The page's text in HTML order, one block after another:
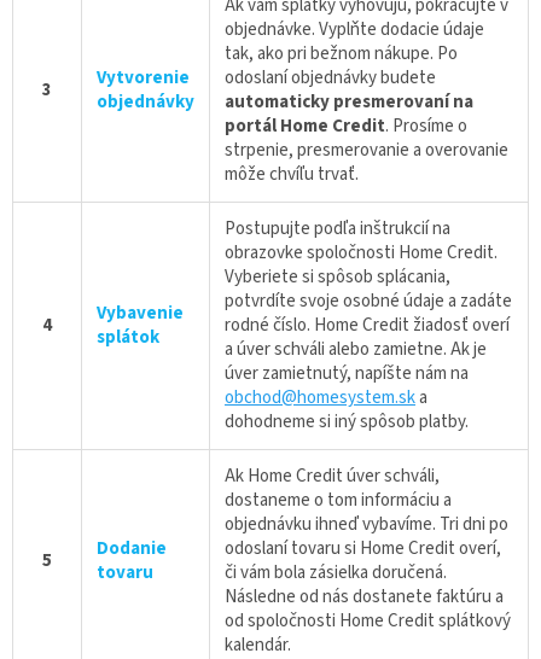
3
Vytvorenie
objednávky
Ak vám splátky vyhovujú, pokračujte v
objednávke. Vyplňte dodacie údaje
tak, ako pri bežnom nákupe. Po
odoslaní objednávky budete
automaticky presmerovaní na
portál Home Credit. Prosíme o
strpenie, presmerovanie a overovanie
môže chvíľu trvať.
4
Vybavenie
splátok
Postupujte podľa inštrukcií na
obrazovke spoločnosti Home Credit.
Vyberiete si spôsob splácania,
potvrdíte svoje osobné údaje a zadáte
rodné číslo. Home Credit žiadosť overí
a úver schváli alebo zamietne. Ak je
úver zamietnutý, napíšte nám na
obchod@homesystem.ska
dohodneme si iný spôsob platby.
5
Dodanie
tovaru
Ak Home Credit úver schváli,
dostaneme o tom informáciu a
objednávku ihneď vybavíme. Tri dni po
odoslaní tovaru si Home Credit overí,
či vám bola zásielka doručená.
Následne od nás dostanete faktúru a
od spoločnosti Home Credit splátkový
kalendár.